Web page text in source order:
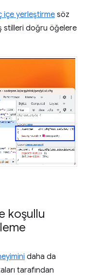
içe yerleştirme söz
stilleri doğru öğelere
koşullu
daha da
tarafından